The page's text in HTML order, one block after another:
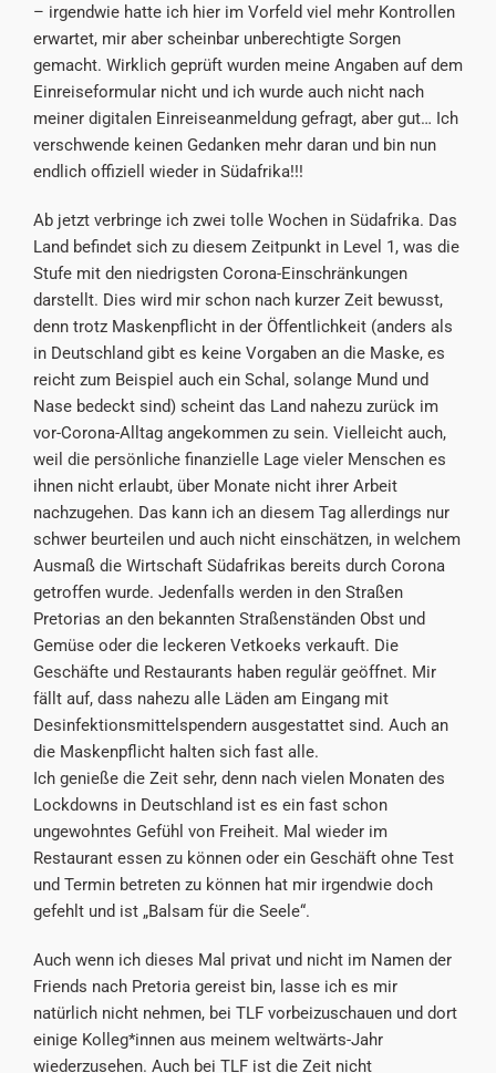
– irgendwie hatte ich hier im Vorfeld viel mehr Kontrollen
erwartet, mir aber scheinbar unberechtigte Sorgen
gemacht. Wirklich geprüft wurden meine Angaben auf dem
Einreiseformular nicht und ich wurde auch nicht nach
meiner digitalen Einreiseanmeldung gefragt, aber gut… Ich
verschwende keinen Gedanken mehr daran und bin nun
endlich offiziell wieder in Südafrika!!!
Ab jetzt verbringe ich zwei tolle Wochen in Südafrika. Das
Land befindet sich zu diesem Zeitpunkt in Level 1, was die
Stufe mit den niedrigsten Corona-Einschränkungen
darstellt. Dies wird mir schon nach kurzer Zeit bewusst,
denn trotz Maskenpflicht in der Öffentlichkeit (anders als
in Deutschland gibt es keine Vorgaben an die Maske, es
reicht zum Beispiel auch ein Schal, solange Mund und
Nase bedeckt sind) scheint das Land nahezu zurück im
vor-Corona-Alltag angekommen zu sein. Vielleicht auch,
weil die persönliche finanzielle Lage vieler Menschen es
ihnen nicht erlaubt, über Monate nicht ihrer Arbeit
nachzugehen. Das kann ich an diesem Tag allerdings nur
schwer beurteilen und auch nicht einschätzen, in welchem
Ausmaß die Wirtschaft Südafrikas bereits durch Corona
getroffen wurde. Jedenfalls werden in den Straßen
Pretorias an den bekannten Straßenständen Obst und
Gemüse oder die leckeren Vetkoeks verkauft. Die
Geschäfte und Restaurants haben regulär geöffnet. Mir
fällt auf, dass nahezu alle Läden am Eingang mit
Desinfektionsmittelspendern ausgestattet sind. Auch an
die Maskenpflicht halten sich fast alle.
Ich genieße die Zeit sehr, denn nach vielen Monaten des
Lockdowns in Deutschland ist es ein fast schon
ungewohntes Gefühl von Freiheit. Mal wieder im
Restaurant essen zu können oder ein Geschäft ohne Test
und Termin betreten zu können hat mir irgendwie doch
gefehlt und ist „Balsam für die Seele“.
Auch wenn ich dieses Mal privat und nicht im Namen der
Friends nach Pretoria gereist bin, lasse ich es mir
natürlich nicht nehmen, bei TLF vorbeizuschauen und dort
einige Kolleg*innen aus meinem weltwärts-Jahr
wiederzusehen. Auch bei TLF ist die Zeit nicht